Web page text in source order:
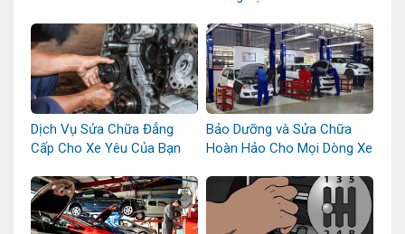
Dịch Vụ Sửa Chữa Đẳng
Cấp Cho Xe Yêu Của Bạn
Bảo Dưỡng và Sửa Chữa
Hoàn Hảo Cho Mọi Dòng Xe